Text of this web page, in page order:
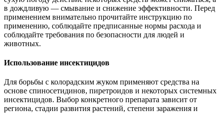
в дождливую — смывание и снижение эффективности. Перед
применением внимательно прочитайте инструкцию по
применению, соблюдайте предписанные нормы расхода и
соблюдайте требования по безопасности для людей и
животных.
Использование инсектицидов
Для борьбы с колорадским жуком применяют средства на
основе спиносетидинов, пиретроидов и некоторых системных
инсектицидов. Выбор конкретного препарата зависит от
региона, стадии развития растений, степени заражения и